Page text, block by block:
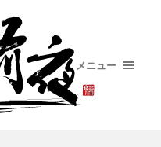
メニュー